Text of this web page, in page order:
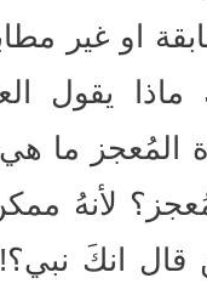
او غير
ماذا يقول
المُعجز ما هي
لأنهُ
قال انكَ